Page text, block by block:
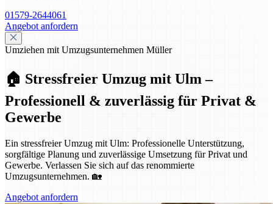
01579-2644061
Angebot anfordern
Umziehen mit Umzugsunternehmen Müller
🏠 Stressfreier Umzug mit Ulm –
Professionell & zuverlässig für Privat &
Gewerbe
Ein stressfreier Umzug mit Ulm: Professionelle Unterstützung,
sorgfältige Planung und zuverlässige Umsetzung für Privat und
Gewerbe. Verlassen Sie sich auf das renommierte
Umzugsunternehmen. 🏡
Angebot anfordern